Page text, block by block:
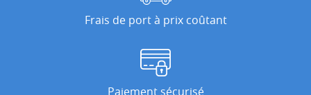
Frais de port à prix coûtant
Paiement sécurisé